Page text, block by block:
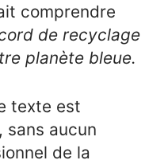
comprendre
de recyclage
planète bleue.
texte est
sans aucun
de la